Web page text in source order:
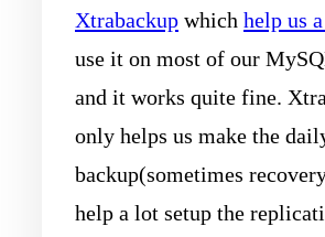
Xtrabackup which help us
use it on most of our
and it works quite fine.
only helps us make the
backup(sometimes
help a lot setup the